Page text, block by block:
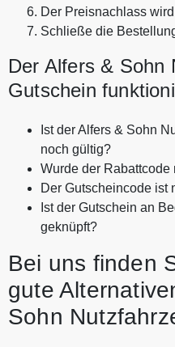
Der Preisnachlass
Schließe die
Der Alfers & Sohn
Gutschein
Ist der Alfers & Sohn
noch gültig?
Wurde der
Der Gutscheincode ist
Ist der Gutschein an
geknüpft?
Bei uns finden
gute
Sohn